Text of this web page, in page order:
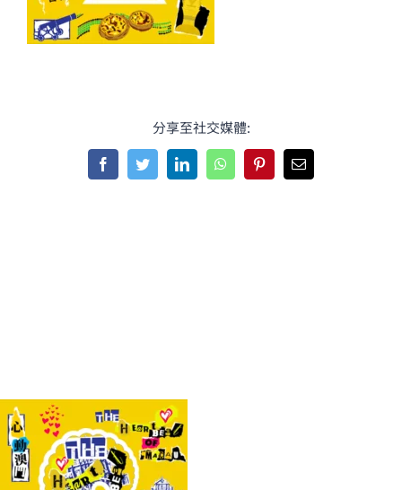
分享至社交媒體:
FacebookTwitterLinkedInWhatsAppPinterestEmail